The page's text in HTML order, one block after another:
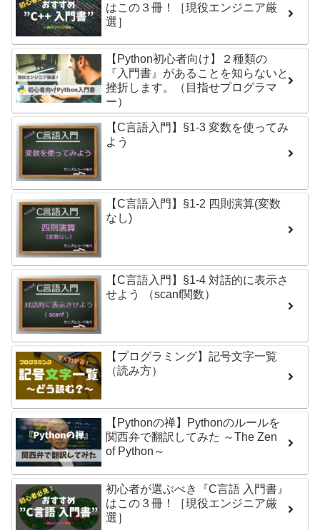
はこの３冊！［現役エンジニア厳
選］
【Python初心者向け】２種類の
『入門書』があることを知らないと
挫折します。（目指せプログラマ
ー）
【C言語入門】§1-3 変数を使ってみ
よう
【C言語入門】§1-2 四則演算(変数
なし)
【C言語入門】§1-4 対話的に表示さ
せよう （scanf関数）
【プログラミング】記号文字一覧
（読み方）
【Pythonの禅】Pythonのルールを
関西弁で翻訳してみた ～The Zen
of Python～
初心者が選ぶべき『C言語 入門書』
はこの３冊！［現役エンジニア厳
選］